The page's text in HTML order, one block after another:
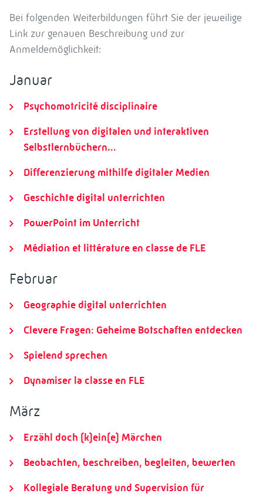
Bei folgenden Weiterbildungen führt Sie der jeweilige
Link zur genauen Beschreibung und zur
Anmeldemöglichkeit:
Januar
Psychomotricité disciplinaire
Erstellung von digitalen und interaktiven
Selbstlernbüchern…
Differenzierung mithilfe digitaler Medien
Geschichte digital unterrichten
PowerPoint im Unterricht
Médiation et littérature en classe de FLE
Februar
Geographie digital unterrichten
Clevere Fragen: Geheime Botschaften entdecken
Spielend sprechen
Dynamiser la classe en FLE
März
Erzähl doch (k)ein(e) Märchen
Beobachten, beschreiben, begleiten, bewerten
Kollegiale Beratung und Supervision für